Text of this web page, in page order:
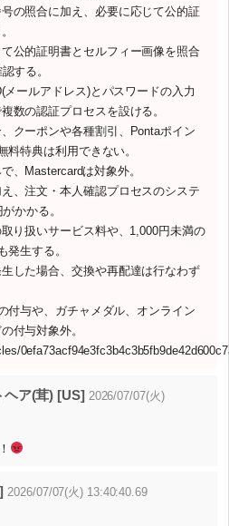
の照合に加え、必要に応じて公的証
公的証明書とセルフィー画像を照合
する。
ールアドレス)とパスワードの入力
数の認証プロセスを設ける。
クーポンや各種割引、Pontaポイン
料特典は利用できない。
、Mastercardは対象外。
、注文・本人確認プロセスのシステ
かかる。
り扱いサービス料や、1,000円未満の
発生する。
した場合、交換や再配達は行なわず
付与や、ガチャメダル、オンライン
付与対象外。
ヘア(茸) [US] 2026/07/07(火)
2026/07/07(火) 13:40:40.69